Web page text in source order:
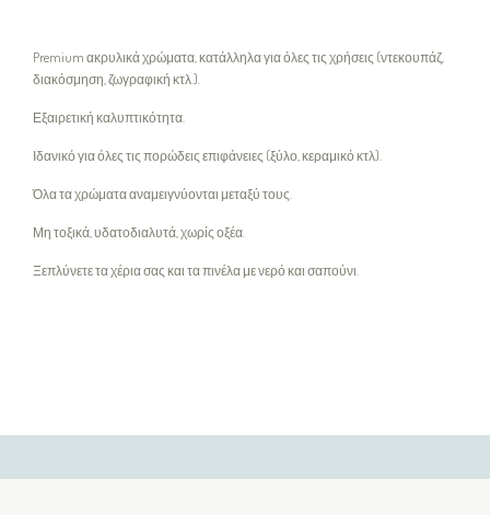
Premium ακρυλικά χρώματα, κατάλληλα για όλες τις χρήσεις (ντεκουπάζ,
διακόσμηση, ζωγραφική κτλ.).
Εξαιρετική καλυπτικότητα.
Ιδανικό για όλες τις πορώδεις επιφάνειες (ξύλο, κεραμικό κτλ).
Όλα τα χρώματα αναμειγνύονται μεταξύ τους.
Μη τοξικά, υδατοδιαλυτά, χωρίς οξέα.
Ξεπλύνετε τα χέρια σας και τα πινέλα με νερό και σαπούνι.